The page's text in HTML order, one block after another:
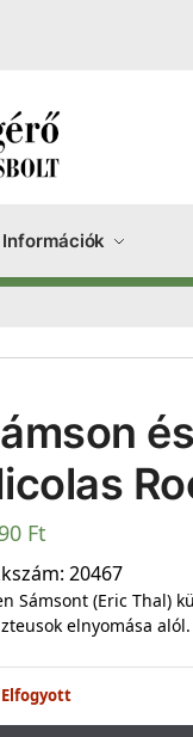
Információk
Ft
20467
Sámsont (Eric Thal)
elnyomása
Elfogyott